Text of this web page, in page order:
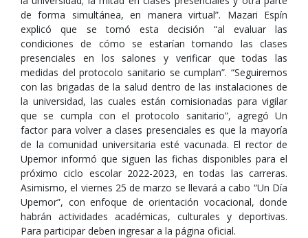
de forma simultánea, en manera virtual”. Mazari Espín
explicó que se tomó esta decisión “al evaluar las
condiciones de cómo se estarían tomando las clases
presenciales en los salones y verificar que todas las
medidas del protocolo sanitario se cumplan”. “Seguiremos
con las brigadas de la salud dentro de las instalaciones de
la universidad, las cuales están comisionadas para vigilar
que se cumpla con el protocolo sanitario”, agregó Un
factor para volver a clases presenciales es que la mayoría
de la comunidad universitaria esté vacunada. El rector de
Upemor informó que siguen las fichas disponibles para el
próximo ciclo escolar 2022-2023, en todas las carreras.
Asimismo, el viernes 25 de marzo se llevará a cabo “Un Día
Upemor”, con enfoque de orientación vocacional, donde
habrán actividades académicas, culturales y deportivas.
Para participar deben ingresar a la página oficial.